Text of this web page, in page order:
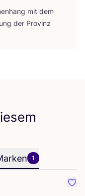
mit dem
der Pro­vinz
1